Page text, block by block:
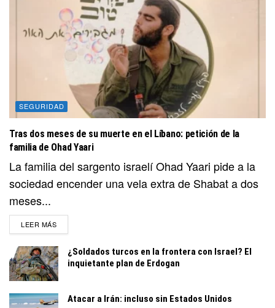
SEGURIDAD
Tras dos meses de su muerte en el Líbano: petición de la
familia de Ohad Yaari
La familia del sargento israelí Ohad Yaari pide a la
sociedad encender una vela extra de Shabat a dos
meses...
LEER MÁSDETAILS
¿Soldados turcos en la frontera con Israel? El
inquietante plan de Erdogan
Atacar a Irán: incluso sin Estados Unidos